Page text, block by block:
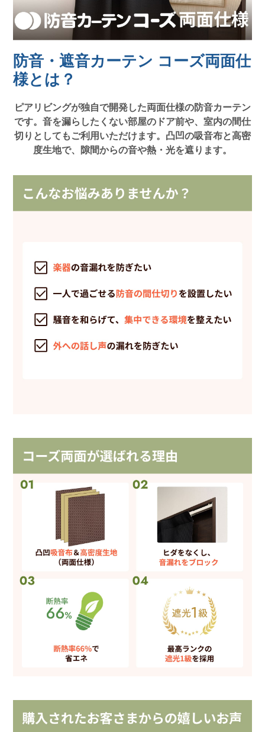
防音・遮音カーテン コーズ両面仕
様とは？
ピアリビングが独自で開発した両面仕様の防音カーテン
です。音を漏らしたくない部屋のドア前や、室内の間仕
切りとしてもご利用いただけます。凸凹の吸音布と高密
度生地で、隙間からの音や熱・光を遮ります。